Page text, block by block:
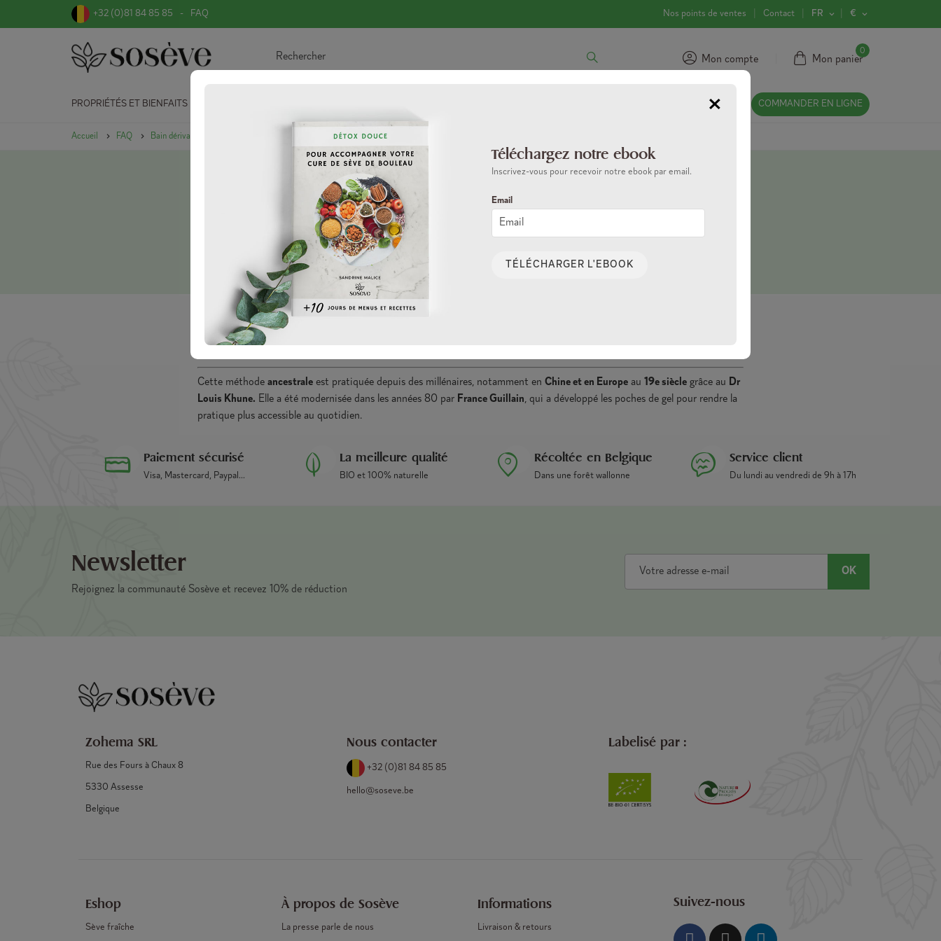
+32 (0)81 84 85 85 FAQ Nos points de ventes Contact FR €
Mon compte Mon panier
0
PROPRIÉTÉS ET BIENFAITS COMMANDER EN LIGNE
Accueil FAQ Bain dérivatif
Foire aux questions
D'ou vient cette pratique ?
Cette méthode ancestrale est pratiquée depuis des millénaires, notamment en Chine et en Europe au 19e siècle grâce au Dr
Louis Khune. Elle a été modernisée dans les années 80 par France Guillain, qui a développé les poches de gel pour rendre la
pratique plus accessible au quotidien.
Paiement sécurisé
Visa, Mastercard, Paypal...
La meilleure qualité
BIO et 100% naturelle
Récoltée en Belgique
Dans une forêt wallonne
Service client
Du lundi au vendredi de 9h à 17h
Newsletter
Rejoignez la communauté Sosève et recevez 10% de réduction
OK
Zohema SRL
Rue des Fours à Chaux 8
5330 Assesse
Belgique
Nous contacter
+32 (0)81 84 85 85
hello@soseve.be
Labelisé par :
Eshop
Sève fraîche
À propos de Sosève
La presse parle de nous
Informations
Livraison & retours
Suivez-nous
×
Téléchargez notre ebook
Inscrivez-vous pour recevoir notre ebook par email.
Email
TÉLÉCHARGER L'EBOOK